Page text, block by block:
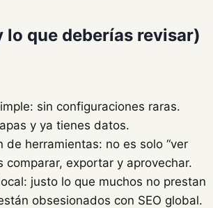
lo que deberías revisar)
sin configuraciones raras.
y ya tienes datos.
de herramientas: no es solo “ver
comparar, exportar y aprovechar.
justo lo que muchos no prestan
obsesionados con SEO global.